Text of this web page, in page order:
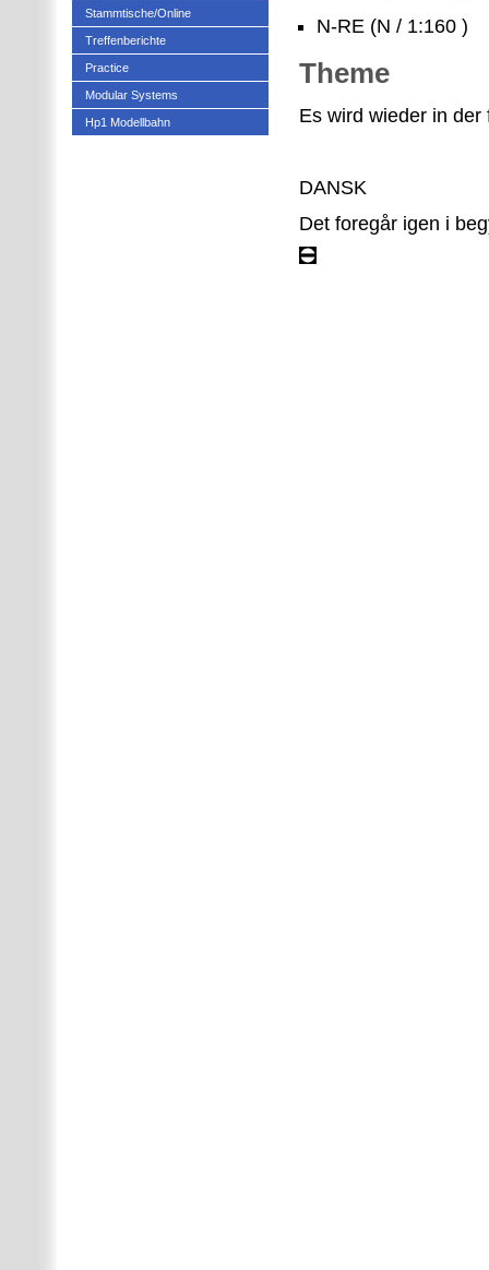
N-RE (N / 1:160 )
Theme
Es wird wieder in
DANSK
Det foregår igen i
Stammtische/Online
Treffenberichte
Practice
Modular Systems
Hp1 Modellbahn